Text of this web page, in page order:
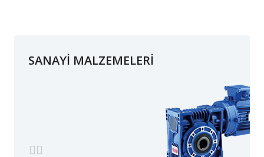
SANAYİ MALZEMELERİ